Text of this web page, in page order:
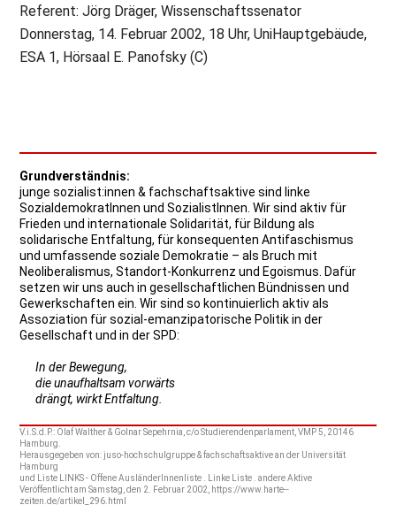
Referent: Jörg Dräger, Wissenschaftssenator
Donnerstag, 14. Februar 2002, 18 Uhr, UniHauptgebäude,
ESA 1, Hörsaal E. Panofsky (C)
Grundverständnis:
junge sozialist:innen & fachschaftsaktive sind linke
SozialdemokratInnen und SozialistInnen. Wir sind aktiv für
Frieden und internationale Solidarität, für Bildung als
solidarische Entfaltung, für konsequenten Antifaschismus
und umfassende soziale Demokratie – als Bruch mit
Neoliberalismus, Standort-Konkurrenz und Egoismus. Dafür
setzen wir uns auch in gesellschaftlichen Bündnissen und
Gewerkschaften ein. Wir sind so kontinuierlich aktiv als
Assoziation für sozial-emanzipatorische Politik in der
Gesellschaft und in der SPD:
In der Bewegung,
die unaufhaltsam vorwärts
drängt, wirkt Entfaltung.
V.i.S.d.P.: Olaf Walther & Golnar Sepehrnia, c/o Studierendenparlament, VMP 5, 20146
Hamburg.
Herausgegeben von: juso-hochschulgruppe & fachschaftsaktive an der Universität
Hamburg
und Liste LINKS - Offene AusländerInnenliste . Linke Liste . andere Aktive
Veröffentlicht am Samstag, den 2. Februar 2002, https://www.harte--
zeiten.de/artikel_296.html